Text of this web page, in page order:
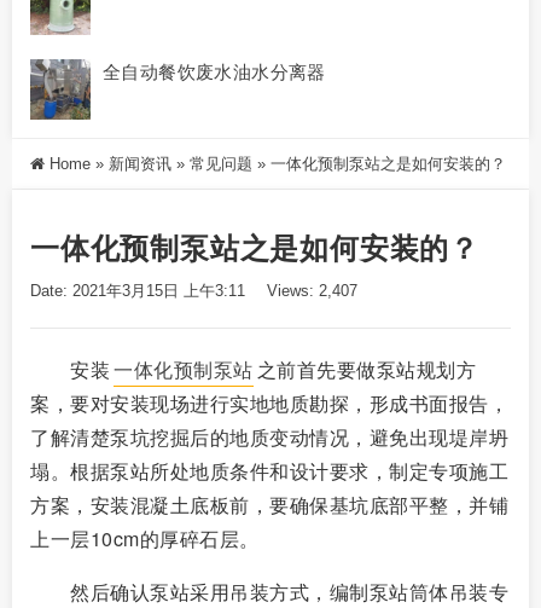
全自动餐饮废水油水分离器
Home » 新闻资讯 » 常见问题 » 一体化预制泵站之是如何安装的？
一体化预制泵站之是如何安装的？
Date: 2021年3月15日 上午3:11 Views: 2,407
安装一体化预制泵站 之前首先要做泵站规划方
案，要对安装现场进行实地地质勘探，形成书面报告，
了解清楚泵坑挖掘后的地质变动情况，避免出现堤岸坍
塌。根据泵站所处地质条件和设计要求，制定专项施工
方案，安装混凝土底板前，要确保基坑底部平整，并铺
上一层10cm的厚碎石层。
然后确认泵站采用吊装方式，编制泵站筒体吊装专